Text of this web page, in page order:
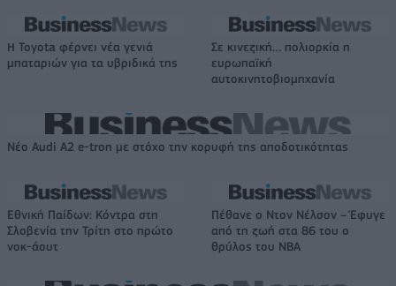
Η Toyota φέρνει νέα γενιά
μπαταριών για τα υβριδικά της
Σε κινεζική… πολιορκία η
ευρωπαϊκή
αυτοκινητοβιομηχανία
Νέο Audi A2 e-tron με στόχο την κορυφή της αποδοτικότητας
Εθνική Παίδων: Κόντρα στη
Σλοβενία την Τρίτη στο πρώτο
νοκ-άουτ
Πέθανε ο Ντον Νέλσον – Έφυγε
από τη ζωή στα 86 του ο
θρύλος του NBA